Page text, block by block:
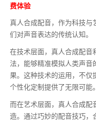
费体验
真人合成配音，作为科技与
们对声音表达的传统认知。
在技术层面，真人合成配音
法，能够精准模拟人类声
果。这种技术的运用，不仅
个性化定制提供了无限可能。
而在艺术层面，真人合成配
造。通过巧妙的配音技巧，